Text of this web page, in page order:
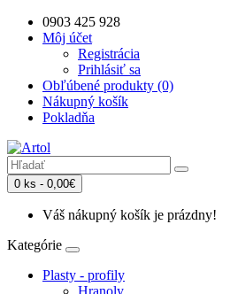
0903 425 928
Môj účet
Registrácia
Prihlásiť sa
Obľúbené produkty (0)
Nákupný košík
Pokladňa
0 ks - 0,00€
Váš nákupný košík je prázdny!
Kategórie
Plasty - profily
Hranoly